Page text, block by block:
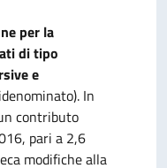
per la
di tipo
e
In
contributo
pari a 2,6
modifiche alla